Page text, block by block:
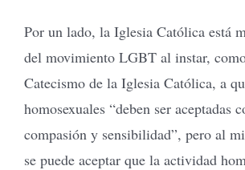
Por un lado, la Iglesia Católica está
del movimiento LGBT al instar,
Catecismo de la Iglesia Católica, a
homosexuales “deben ser aceptadas
compasión y sensibilidad”, pero al
se puede aceptar que la actividad